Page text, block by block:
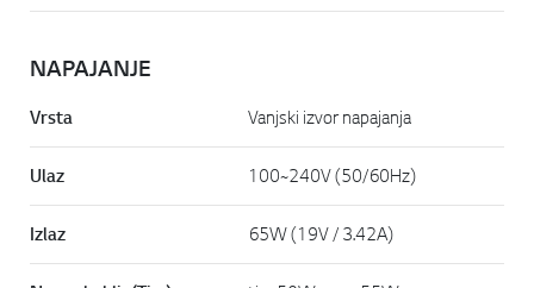
NAPAJANJE
Vrsta Vanjski izvor napajanja
Ulaz 100~240V (50/60Hz)
Izlaz 65W (19V / 3.42A)